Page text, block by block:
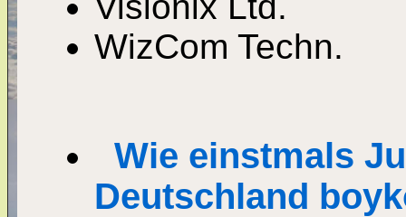
WizCom Techn.
Wie einstmals
Deutschland